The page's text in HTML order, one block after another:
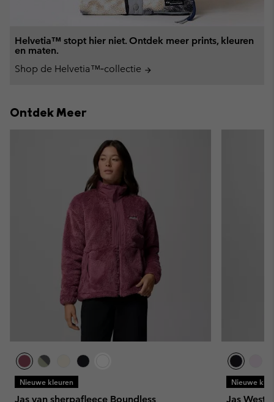
Helvetia™ stopt hier niet. Ontdek meer prints, kleuren
en maten.
Shop de Helvetia™‑collectie arrow_forward
Ontdek Meer
Nieuwe kleuren
Jas van sherpafleece Boundless
Nieuwe
Jas West